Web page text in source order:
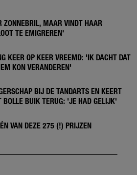
ZONNEBRIL, MAAR VINDT HAAR
TE EMIGREREN'
KEER OP KEER VREEMD: 'IK DACHT DAT
KON VERANDEREN'
BIJ DE TANDARTS EN KEERT
BOLLE BUIK TERUG: 'JE HAD GELIJK'
VAN DEZE 275 (!) PRIJZEN